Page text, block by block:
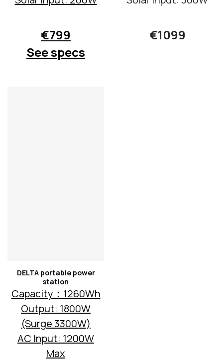
€799
See specs
€1099
DELTA portable power
station
Capacity：1260Wh
Output: 1800W
(Surge 3300W)
AC Input: 1200W
Max